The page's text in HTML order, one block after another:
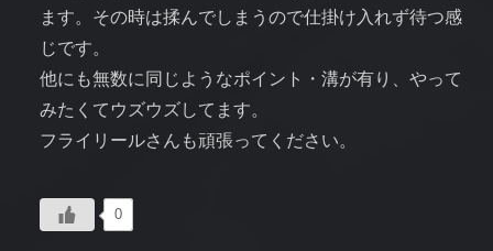
ます。その時は揉んでしまうので仕掛け入れず待つ感
じです。
他にも無数に同じようなポイント・溝が有り、やって
みたくてウズウズしてます。
フライリールさんも頑張ってください。
0